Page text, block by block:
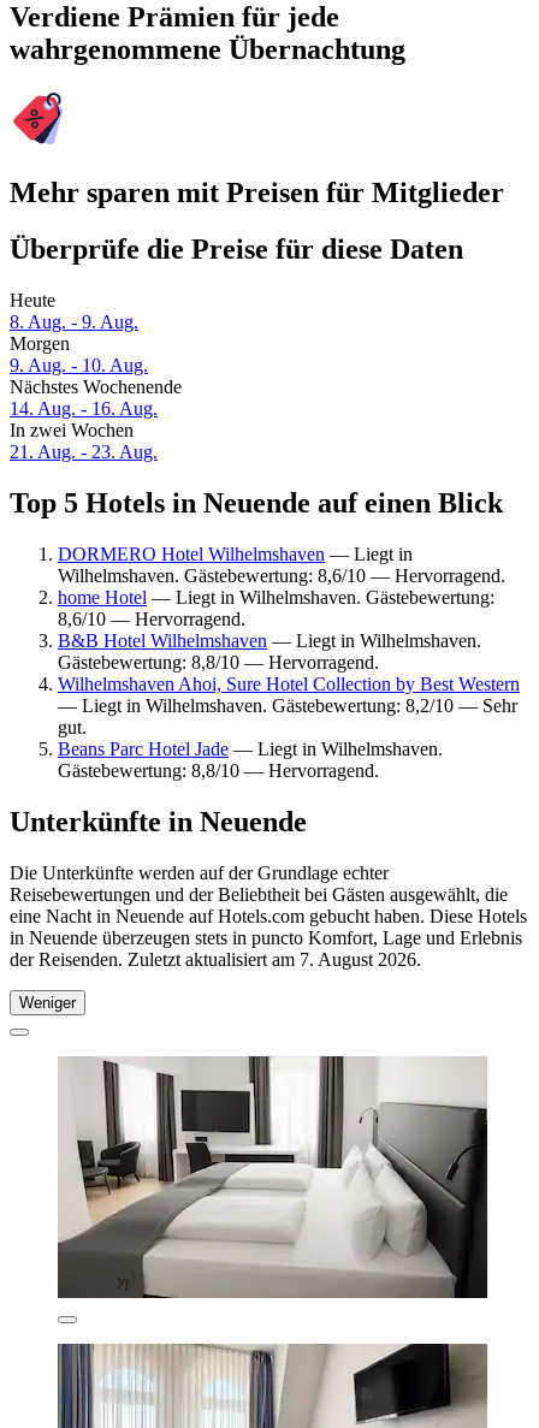
Verdiene Prämien für jede
wahrgenommene Übernachtung
Mehr sparen mit Preisen für Mitglieder
Überprüfe die Preise für diese Daten
Heute
8. Aug. - 9. Aug.
Morgen
9. Aug. - 10. Aug.
Nächstes Wochenende
14. Aug. - 16. Aug.
In zwei Wochen
21. Aug. - 23. Aug.
Top 5 Hotels in Neuende auf einen Blick
DORMERO Hotel Wilhelmshaven — Liegt in
Wilhelmshaven. Gästebewertung: 8,6/10 — Hervorragend.
home Hotel — Liegt in Wilhelmshaven. Gästebewertung:
8,6/10 — Hervorragend.
B&B Hotel Wilhelmshaven — Liegt in Wilhelmshaven.
Gästebewertung: 8,8/10 — Hervorragend.
Wilhelmshaven Ahoi, Sure Hotel Collection by Best Western
— Liegt in Wilhelmshaven. Gästebewertung: 8,2/10 — Sehr
gut.
Beans Parc Hotel Jade — Liegt in Wilhelmshaven.
Gästebewertung: 8,8/10 — Hervorragend.
Unterkünfte in Neuende
Die Unterkünfte werden auf der Grundlage echter
Reisebewertungen und der Beliebtheit bei Gästen ausgewählt, die
eine Nacht in Neuende auf Hotels.com gebucht haben. Diese Hotels
in Neuende überzeugen stets in puncto Komfort, Lage und Erlebnis
der Reisenden. Zuletzt aktualisiert am 7. August 2026.
Weniger